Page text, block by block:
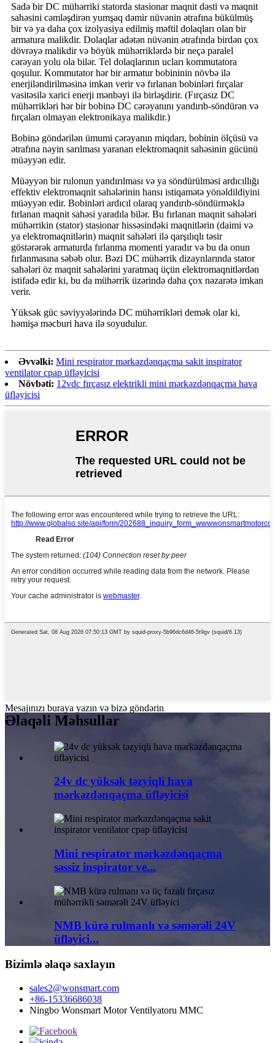
Sadə bir DC mühərriki statorda stasionar maqnit dəsti və maqnit
sahəsini cəmləşdirən yumşaq dəmir nüvənin ətrafına bükülmüş
bir və ya daha çox izolyasiya edilmiş məftil dolaqları olan bir
armatura malikdir. Dolaqlar adətən nüvənin ətrafında birdən çox
dövrəyə malikdir və böyük mühərriklərdə bir neçə paralel
cərəyan yolu ola bilər. Tel dolaqlarının ucları kommutatora
qoşulur. Kommutator hər bir armatur bobininin növbə ilə
enerjiləndirilməsinə imkan verir və fırlanan bobinləri fırçalar
vasitəsilə xarici enerji mənbəyi ilə birləşdirir. (Fırçasız DC
mühərrikləri hər bir bobinə DC cərəyanını yandırıb-söndürən və
fırçaları olmayan elektronikaya malikdir.)
Bobinə göndərilən ümumi cərəyanın miqdarı, bobinin ölçüsü və
ətrafına nəyin sarılması yaranan elektromaqnit sahəsinin gücünü
müəyyən edir.
Müəyyən bir rulonun yandırılması və ya söndürülməsi ardıcıllığı
effektiv elektromaqnit sahələrinin hansı istiqamətə yönəldildiyini
müəyyən edir. Bobinləri ardıcıl olaraq yandırıb-söndürməklə
fırlanan maqnit sahəsi yaradıla bilər. Bu fırlanan maqnit sahələri
mühərrikin (stator) stasionar hissəsindəki maqnitlərin (daimi və
ya elektromaqnitlərin) maqnit sahələri ilə qarşılıqlı təsir
göstərərək armaturda fırlanma momenti yaradır və bu da onun
fırlanmasına səbəb olur. Bəzi DC mühərrik dizaynlarında stator
sahələri öz maqnit sahələrini yaratmaq üçün elektromaqnitlərdən
istifadə edir ki, bu da mühərrik üzərində daha çox nəzarətə imkan
verir.
Yüksək güc səviyyələrində DC mühərrikləri demək olar ki,
həmişə məcburi hava ilə soyudulur.
Əvvəlki: Mini respirator mərkəzdənqaçma sakit inspirator
ventilator cpap üfləyicisi
Növbəti: 12vdc fırçasız elektrikli mini mərkəzdənqaçma hava
üfləyicisi
Mesajınızı buraya yazın və bizə göndərin
Əlaqəli Məhsullar
24v dc yüksək təzyiqli hava
mərkəzdənqaçma üfləyicisi
Mini respirator mərkəzdənqaçma
səssiz inspirator ve...
NMB kürə rulmanlı və səmərəli 24V
üfləyici...
Bizimlə əlaqə saxlayın
sales2@wonsmart.com
+86-15336686038
Ningbo Wonsmart Motor Ventilyatoru MMC